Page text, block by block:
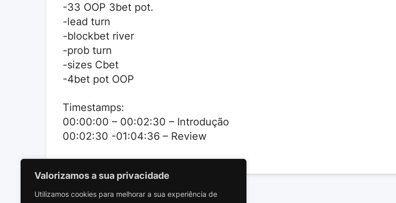
Valorizamos a sua privacidade
Utilizamos cookies para melhorar a sua experiência de
-33 OOP 3bet pot.
-lead turn
-blockbet river
-prob turn
-sizes Cbet
-4bet pot OOP
Timestamps:
00:00:00 – 00:02:30 – Introdução
00:02:30 -01:04:36 – Review